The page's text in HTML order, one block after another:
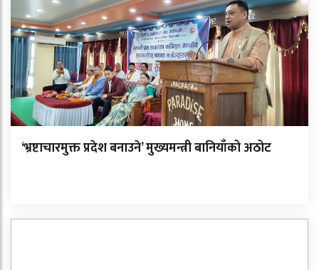
‘भ्रष्टाचारमुक्त प्रदेश बनाउने’ मुख्यमन्त्री बानियाँको अठोट